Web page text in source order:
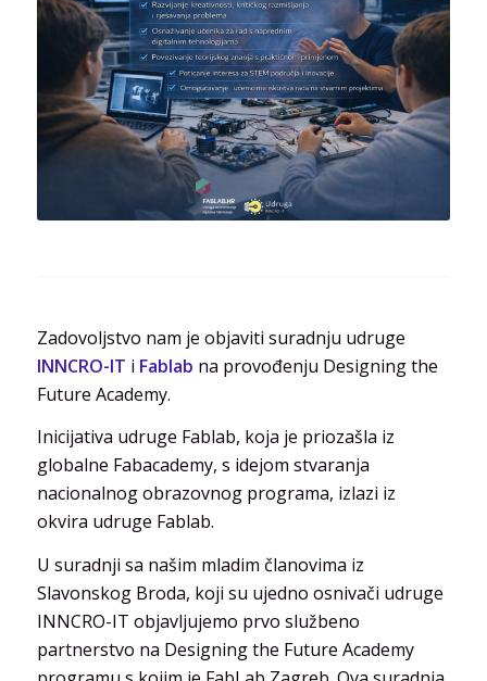
Zadovoljstvo nam je objaviti suradnju udruge
INNCRO-IT i Fablab na provođenju Designing the
Future Academy.
Inicijativa udruge Fablab, koja je priozašla iz
globalne Fabacademy, s idejom stvaranja
nacionalnog obrazovnog programa, izlazi iz
okvira udruge Fablab.
U suradnji sa našim mladim članovima iz
Slavonskog Broda, koji su ujedno osnivači udruge
INNCRO-IT objavljujemo prvo službeno
partnerstvo na Designing the Future Academy